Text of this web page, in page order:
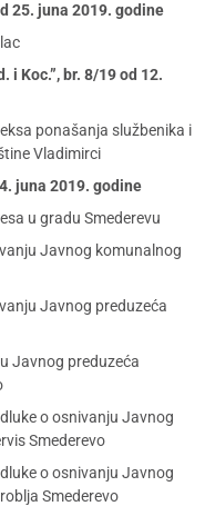
25. juna 2019. godine
i Koc.”, br. 8/19 od 12.
ponašanja službenika i
Vladimirci
juna 2019. godine
u gradu Smederevu
Javnog komunalnog
Javnog preduzeća
Javnog preduzeća
o osnivanju Javnog
Smederevo
o osnivanju Javnog
Smederevo